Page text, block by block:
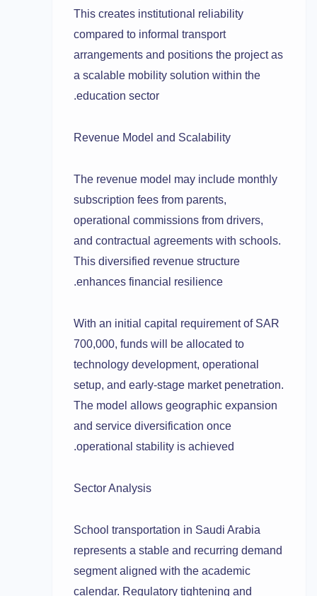
This creates institutional reliability
compared to informal transport
arrangements and positions the project as
a scalable mobility solution within the
education sector.
Revenue Model and Scalability
The revenue model may include monthly
subscription fees from parents,
operational commissions from drivers,
and contractual agreements with schools.
This diversified revenue structure
enhances financial resilience.
With an initial capital requirement of SAR
700,000, funds will be allocated to
technology development, operational
setup, and early-stage market penetration.
The model allows geographic expansion
and service diversification once
operational stability is achieved.
Sector Analysis
School transportation in Saudi Arabia
represents a stable and recurring demand
segment aligned with the academic
calendar. Regulatory tightening and